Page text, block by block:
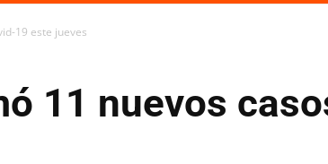
19 este jueves
11 nuevos